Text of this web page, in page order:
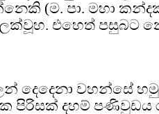
(ම. පා. මහා
එහෙත් පසුබට
දෙදෙනා වහන්සේ
පිරිසක් දහම් පණිවුඩය